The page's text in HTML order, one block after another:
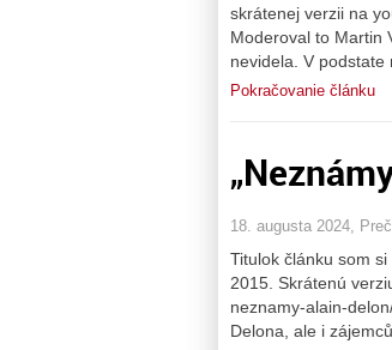
skrátenej verzii na
Moderoval to Martin
nevidela. V
Pokračovanie článku
18. augusta 2024,
Titulok článku som
2015. Skrátenú
neznamy-alain-
Delona, ale i